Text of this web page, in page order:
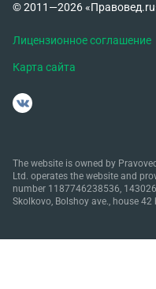
© 2011—2026
Лицензионное соглашение
Карта сайта
The website is owned by
Ltd. operates the website and
number 1187746238536,
Skolkovo, Bolshoy ave., house